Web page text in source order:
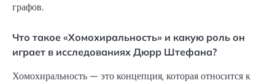
графов.
Что такое «Хомохиральность» и какую роль он
играет в исследованиях Дюрр Штефана?
Хомохиральность — это концепция, которая относится к